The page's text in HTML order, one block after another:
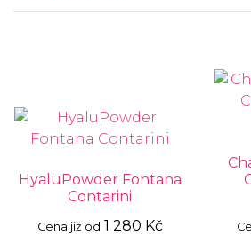
HyaluPowder Fontana
Contarini
Cena již od 1 280 Kč